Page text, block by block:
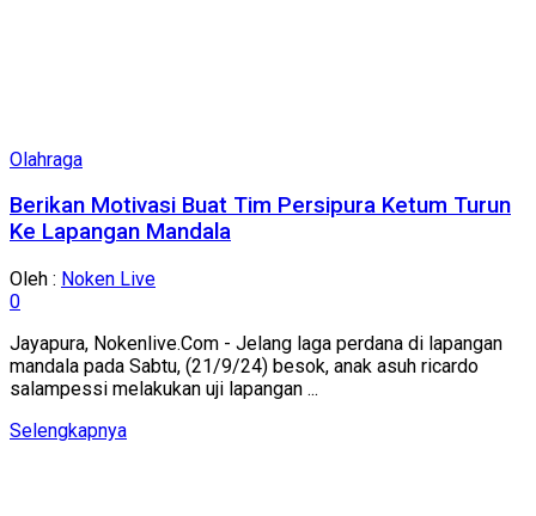
Olahraga
Berikan Motivasi Buat Tim Persipura Ketum Turun
Ke Lapangan Mandala
Oleh : Noken Live
0
Jayapura, Nokenlive.Com - Jelang laga perdana di lapangan
mandala pada Sabtu, (21/9/24) besok, anak asuh ricardo
salampessi melakukan uji lapangan ...
SelengkapnyaDetails